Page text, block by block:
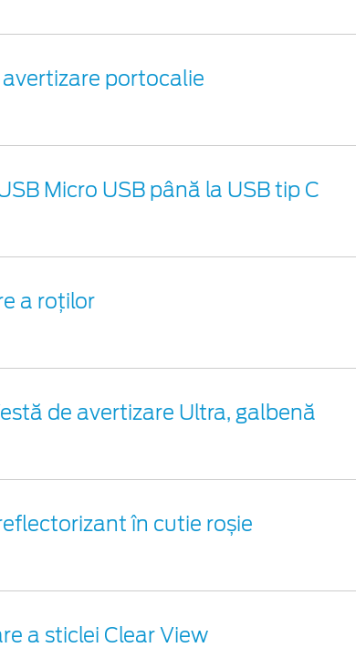
portocalie
Micro USB până la USB tip C
a roților
de avertizare Ultra, galbenă
în cutie roșie
a sticlei Clear View